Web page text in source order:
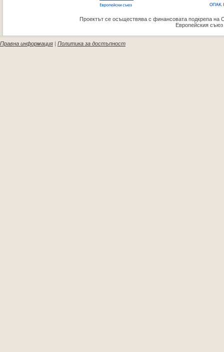
Проектът се осъществява с финансовата подкрепа на
Европейския
Правна информация | Политика за достъпност